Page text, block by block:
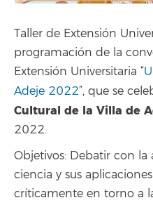
Taller de Extensión
programación de la
Extensión Universitaria “
Adeje 2022”, que se
Cultural de la Villa de
2022.
Objetivos: Debatir con
ciencia y sus
críticamente en torno a